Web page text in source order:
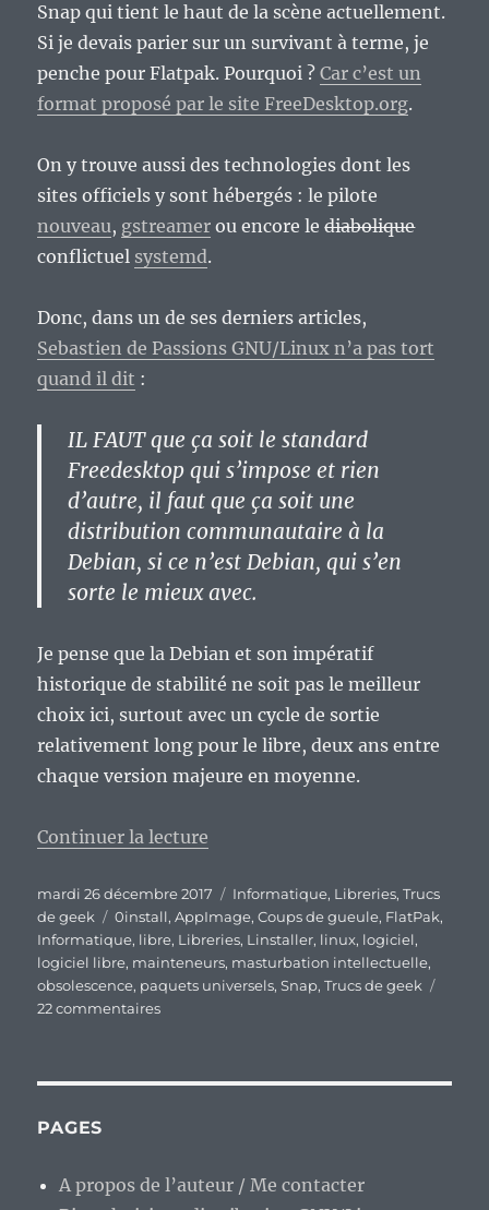
Snap qui tient le haut de la scène actuellement.
Si je devais parier sur un survivant à terme, je
penche pour Flatpak. Pourquoi ?Car c’est un
format proposé par le site FreeDesktop.org.
On y trouve aussi des technologies dont les
sites officiels y sont hébergés : le pilote
nouveau, gstreamer ou encore lediabolique
conflictuel systemd.
Donc, dans un de ses derniers articles,
Sebastien de Passions GNU/Linux n’a pas tort
quand il dit :
IL FAUT que ça soit le standard
Freedesktop qui s’impose et rien
d’autre, il faut que ça soit une
distribution communautaire à la
Debian, si ce n’est Debian, qui s’en
sorte le mieux avec.
Je pense que la Debian et son impératif
historique de stabilité ne soit pas le meilleur
choix ici, surtout avec un cycle de sortie
relativement long pour le libre, deux ans entre
chaque version majeure en moyenne.
Continuer la lecture
Publié
le
mardi 26 décembre 2017 Catégories
Informatique, Libreries,Trucs
de geek
Étiquettes
0install,AppImage,Coups de gueule, FlatPak,
Informatique, libre, Libreries, Linstaller, linux, logiciel,
logiciel libre, mainteneurs, masturbation intellectuelle,
obsolescence, paquets universels,Snap,Trucs de geek
22 commentairessur
de
PAGES
A propos de l’auteur / Me contacter